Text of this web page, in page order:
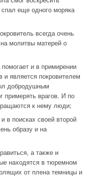
еще одного моряка
всегда очень
молитвы матерей о
и в примирении
и является покровителем
добродушным
примерять врагов. И по
к нему люди;
в поисках своей второй
образу и на
а также и
находятся в тюремном
от плена темницы и